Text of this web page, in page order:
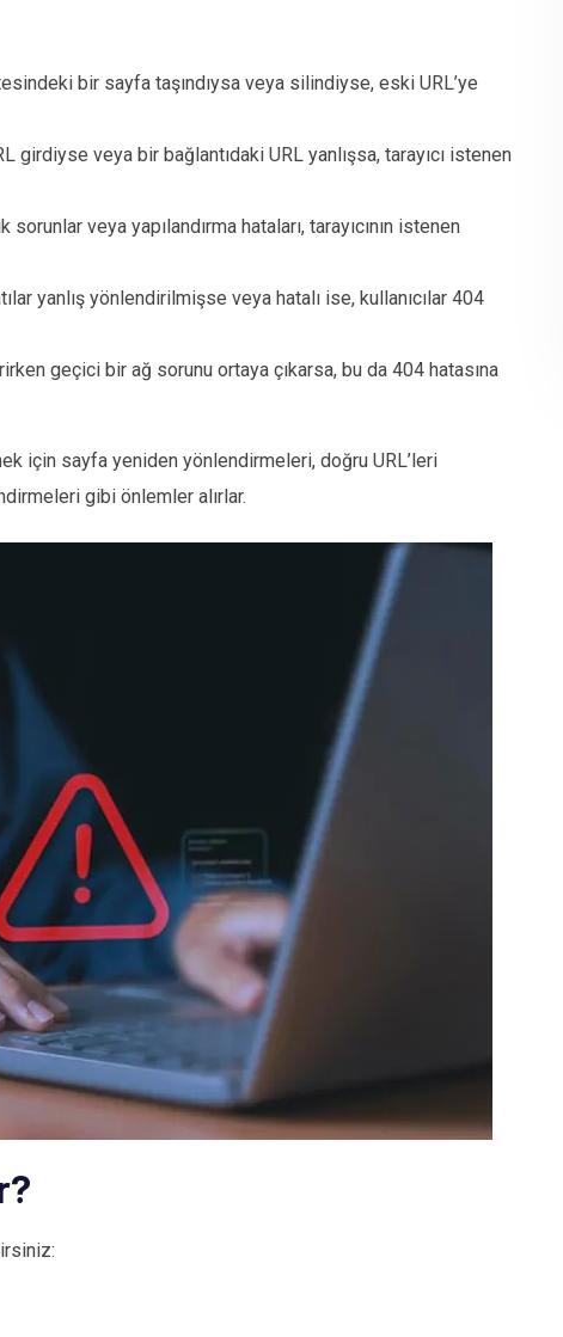
bir sayfa taşındıysa veya silindiyse, eski URL’ye
girdiyse veya bir bağlantıdaki URL yanlışsa, tarayıcı istenen
veya yapılandırma hataları, tarayıcının istenen
yanlış yönlendirilmişse veya hatalı ise, kullanıcılar 404
geçici bir ağ sorunu ortaya çıkarsa, bu da 404 hatasına
için sayfa yeniden yönlendirmeleri, doğru URL’leri
gibi önlemler alırlar.